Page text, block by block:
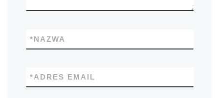
NAZWA
*
ADRES EMAIL
*